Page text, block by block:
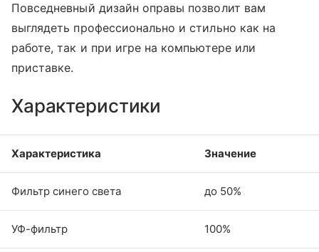
Повседневный дизайн оправы позволит вам
выглядеть профессионально и стильно как на
работе, так и при игре на компьютере или
приставке.
Характеристики
Характеристика Значение
Фильтр синего света до 50%
УФ-фильтр 100%